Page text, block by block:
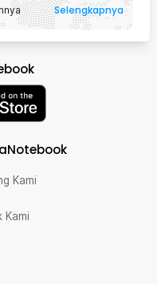
Selengkapnya
Kami
Kami